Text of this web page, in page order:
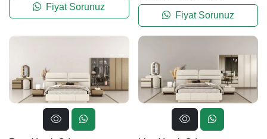
Fiyat Sorunuz
Fiyat Sorunuz